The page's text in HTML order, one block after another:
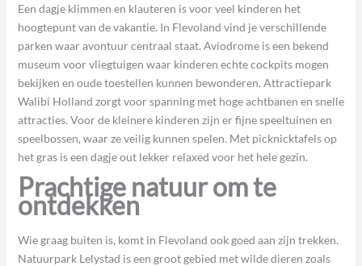
Een dagje klimmen en klauteren is voor veel kinderen het
hoogtepunt van de vakantie. In Flevoland vind je verschillende
parken waar avontuur centraal staat. Aviodrome is een bekend
museum voor vliegtuigen waar kinderen echte cockpits mogen
bekijken en oude toestellen kunnen bewonderen. Attractiepark
Walibi Holland zorgt voor spanning met hoge achtbanen en snelle
attracties. Voor de kleinere kinderen zijn er fijne speeltuinen en
speelbossen, waar ze veilig kunnen spelen. Met picknicktafels op
het gras is een dagje out lekker relaxed voor het hele gezin.
Prachtige natuur om te
ontdekken
Wie graag buiten is, komt in Flevoland ook goed aan zijn trekken.
Natuurpark Lelystad is een groot gebied met wilde dieren zoals